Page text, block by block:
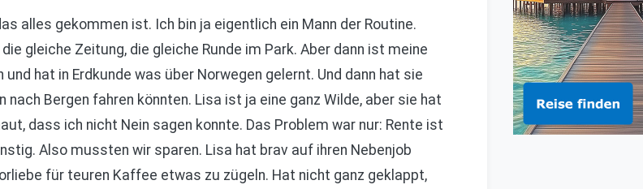
alles gekommen ist. Ich bin ja eigentlich ein Mann der Routine.
gleiche Zeitung, die gleiche Runde im Park. Aber dann ist meine
hat in Erdkunde was über Norwegen gelernt. Und dann hat sie
Bergen fahren könnten. Lisa ist ja eine ganz Wilde, aber sie hat
dass ich nicht Nein sagen konnte. Das Problem war nur: Rente ist
Also mussten wir sparen. Lisa hat brav auf ihren Nebenjob
für teuren Kaffee etwas zu zügeln. Hat nicht ganz geklappt,